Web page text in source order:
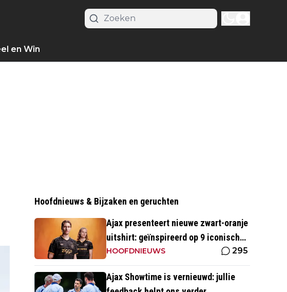
en Win
Hoofdnieuws & Bijzaken en geruchten
Ajax presenteert nieuwe zwart-oranje
uitshirt: geïnspireerd op 9 iconische
momenten uit clubhistorie
HOOFDNIEUWS 295
Ajax Showtime is vernieuwd: jullie